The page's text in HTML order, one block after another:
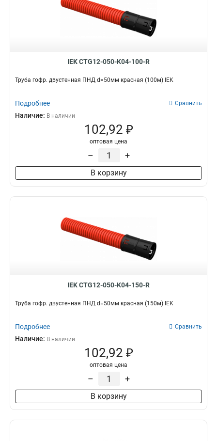
IEK CTG12-050-K04-100-R
Труба гофр. двустенная ПНД d=50мм красная (100м) IEK
Подробнее Сравнить
Наличие: В наличии
102,92 ₽
оптовая цена
– +
В корзину
IEK CTG12-050-K04-150-R
Труба гофр. двустенная ПНД d=50мм красная (150м) IEK
Подробнее Сравнить
Наличие: В наличии
102,92 ₽
оптовая цена
– +
В корзину